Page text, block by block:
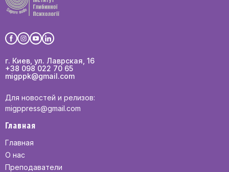
г. Киев, ул. Лаврская, 16
+38 098 022 70 65
migppk@gmail.com
Для новостей и релизов:
migppress@gmail.com
Главная
Главная
О нас
Преподаватели